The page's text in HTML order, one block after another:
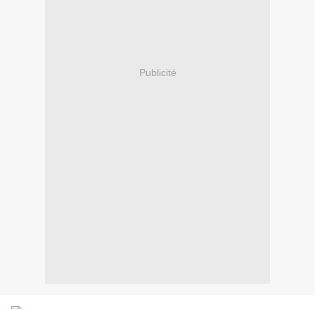
Publicité